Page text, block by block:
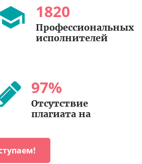
1820
Профессиональных
исполнителей
97%
Отсутствие
плагиата на